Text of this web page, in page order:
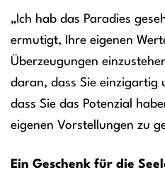
„Ich hab das Paradies
ermutigt, Ihre eigenen
Überzeugungen
daran, dass Sie einzigartig
dass Sie das Potenzial
eigenen Vorstellungen zu
Ein Geschenk für die